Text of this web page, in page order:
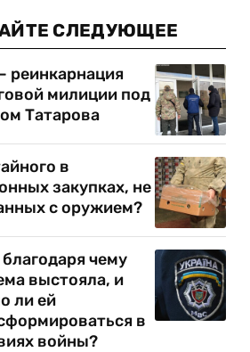
СЛЕДУЮЩЕЕ
реинкарнация
милиции под
Татарова
в
закупках, не
с оружием?
чему
выстояла, и
ли ей
в
войны?